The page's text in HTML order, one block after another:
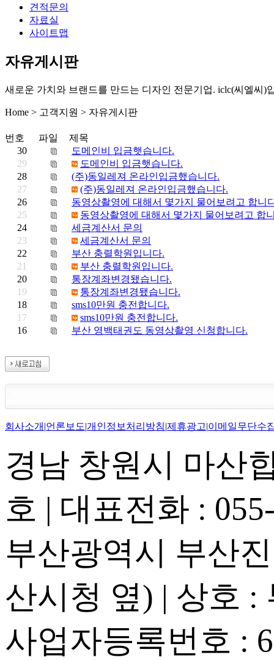
견적문의
자료실
사이트맵
자유게시판
새로운 가치와 브랜드를 만드는 디자인 전문기업. iclc(씨엘씨)
Home > 고객지원 > 자유게시판
번호 파일
제목
30
도메인비 입금햇습니다.
29
도메인비 입금햇습니다.
28
(주)동일레져 온라인입금했습니다.
27
(주)동일레져 온라인입금했습니다.
26
동영상촬영에 대해서 몇가지 물어보려고 합니
25
동영상촬영에 대해서 몇가지 물어보려고 합
24
세금계산서 문의
23
세금계산서 문의
22
부산 충렬학원입니다.
21
부산 충렬학원입니다.
20
통장계좌변경됐습니다.
19
통장계좌변경됐습니다.
18
sms10만원 충전합니다.
17
sms10만원 충전합니다.
16
부산 영백태권도 동영상촬영 신청합니다.
회사소개 |언론보도|개인정보처리방침|제휴광고|이메일무단수
경남 창원시 마산
호 | 대표전화 :
부산광역시 부산
산시청 옆) | 상호 :
사업자등록번호 :